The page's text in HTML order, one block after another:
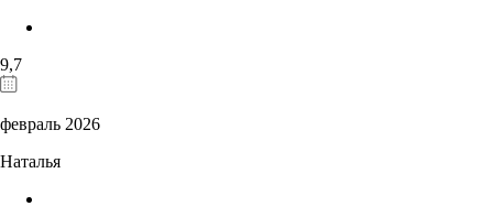
9,7
февраль 2026
Наталья